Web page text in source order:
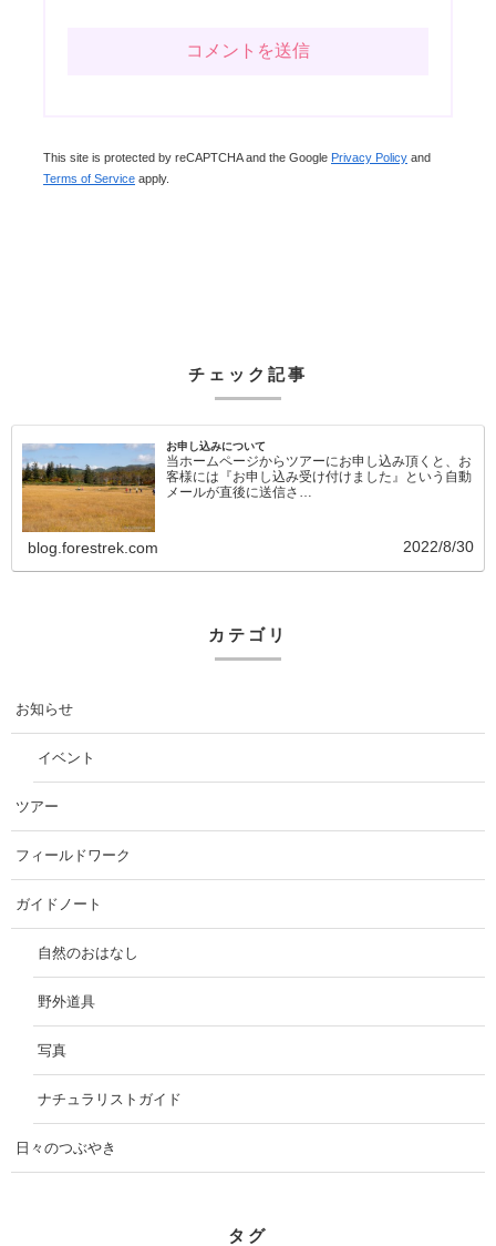
This site is protected by reCAPTCHA and the Google Privacy Policy and
Terms of Service apply.
チェック記事
お申し込みについて
当ホームページからツアーにお申し込み頂くと、お
客様には『お申し込み受け付けました』という自動
メールが直後に送信さ…
blog.forestrek.com 2022/8/30
カテゴリ
お知らせ
イベント
ツアー
フィールドワーク
ガイドノート
自然のおはなし
野外道具
写真
ナチュラリストガイド
日々のつぶやき
タグ